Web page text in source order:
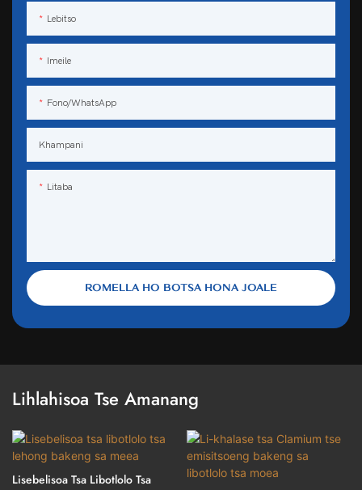
Lebitso
Imeile
Fono/WhatsApp
Khampani
Litaba
ROMELLA HO BOTSA HONA JOALE
Lihlahisoa Tse Amanang
Lisebelisoa Tsa Libotlolo Tsa